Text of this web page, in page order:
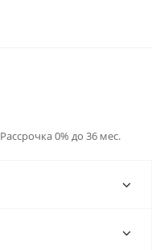
Рассрочка 0% до 36 мес.